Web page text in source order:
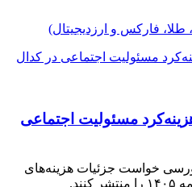
طلا، فارکس و ارزدیجیتال)
مسئولیت اجتماعی
خواست جزئیات هزینه‌های